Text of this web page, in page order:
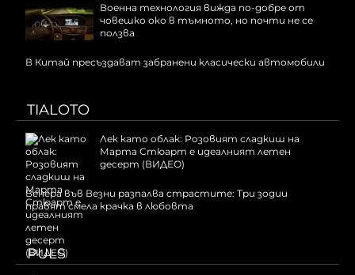
Военна технология вижда по-добре от
човешко око в тъмното, но почти не се
ползва
В Китай пресъздават забранени класически автомобили
TIALOTO
Лек като облак: Розовият сладкиш на
Марта Стюарт е идеалният летен
десерт (ВИДЕО)
Венера във Везни разпалва страстите: Три зодии
правят смела крачка в любовта
PULS